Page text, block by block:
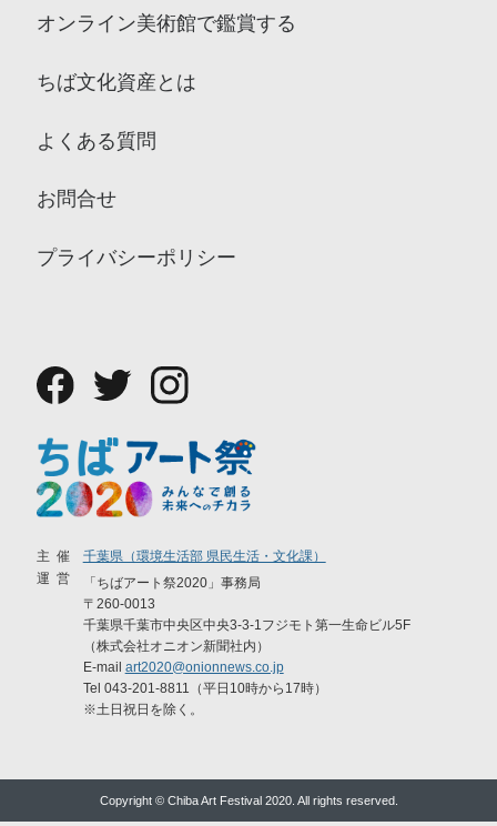
オンライン美術館で鑑賞する
ちば文化資産とは
よくある質問
お問合せ
プライバシーポリシー
主催
千葉県（環境生活部 県民生活・文化課）
運営
「ちばアート祭2020」事務局
〒260-0013
千葉県千葉市中央区中央3-3-1フジモト第一生命ビル5F
（株式会社オニオン新聞社内）
E-mail art2020@onionnews.co.jp
Tel 043-201-8811（平日10時から17時）
※土日祝日を除く。
Copyright © Chiba Art Festival 2020. All rights reserved.